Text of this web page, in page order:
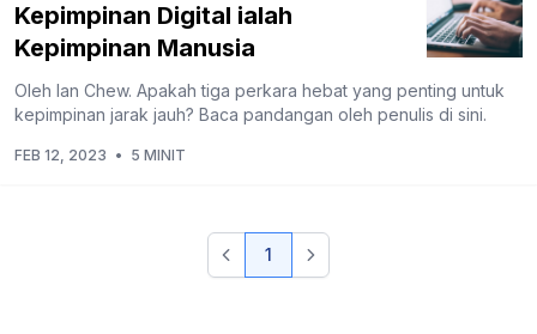
Kepimpinan Digital ialah
Kepimpinan Manusia
Oleh Ian Chew. Apakah tiga perkara hebat yang penting untuk
kepimpinan jarak jauh? Baca pandangan oleh penulis di sini.
FEB 12, 2023 • 5 MINIT
1